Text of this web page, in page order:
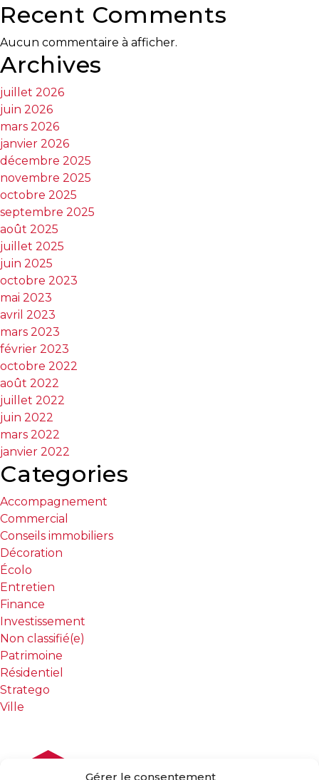
Gérer le consentement
maisons
Recent Comments
Aucun commentaire à afficher.
Archives
juillet 2026
juin 2026
mars 2026
janvier 2026
décembre 2025
novembre 2025
octobre 2025
septembre 2025
août 2025
juillet 2025
juin 2025
octobre 2023
mai 2023
avril 2023
mars 2023
février 2023
octobre 2022
août 2022
juillet 2022
juin 2022
mars 2022
janvier 2022
Categories
Accompagnement
Commercial
Conseils immobiliers
Décoration
Écolo
Entretien
Finance
Investissement
Non classifié(e)
Patrimoine
Résidentiel
Stratego
Ville